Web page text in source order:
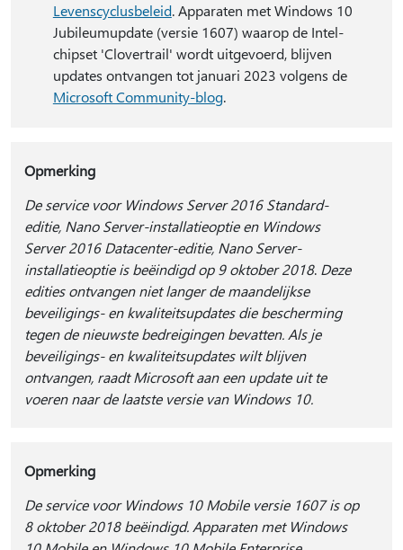
Levenscyclusbeleid. Apparaten met Windows 10
Jubileumupdate (versie 1607) waarop de Intel-
chipset 'Clovertrail' wordt uitgevoerd, blijven
updates ontvangen tot januari 2023 volgens de
Microsoft Community-blog.
Opmerking
De service voor Windows Server 2016 Standard-
editie, Nano Server-installatieoptie en Windows
Server 2016 Datacenter-editie, Nano Server-
installatieoptie is beëindigd op 9 oktober 2018. Deze
edities ontvangen niet langer de maandelijkse
beveiligings- en kwaliteitsupdates die bescherming
tegen de nieuwste bedreigingen bevatten. Als je
beveiligings- en kwaliteitsupdates wilt blijven
ontvangen, raadt Microsoft aan een update uit te
voeren naar de laatste versie van Windows 10.
Opmerking
De service voor Windows 10 Mobile versie 1607 is op
8 oktober 2018 beëindigd. Apparaten met Windows